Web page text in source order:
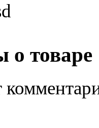
о товаре